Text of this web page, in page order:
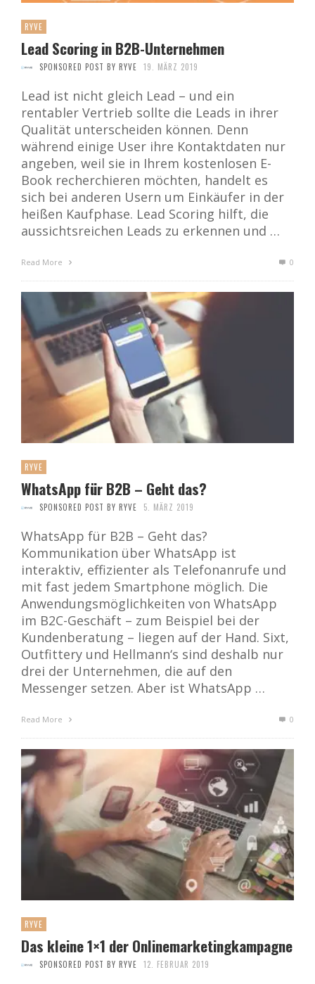
RYVE
Lead Scoring in B2B-Unternehmen
SPONSORED POST BY RYVE 19. MÄRZ 2019
Lead ist nicht gleich Lead – und ein
rentabler Vertrieb sollte die Leads in ihrer
Qualität unterscheiden können. Denn
während einige User ihre Kontaktdaten nur
angeben, weil sie in Ihrem kostenlosen E-
Book recherchieren möchten, handelt es
sich bei anderen Usern um Einkäufer in der
heißen Kaufphase. Lead Scoring hilft, die
aussichtsreichen Leads zu erkennen und …
Read More 0
RYVE
WhatsApp für B2B – Geht das?
SPONSORED POST BY RYVE 5. MÄRZ 2019
WhatsApp für B2B – Geht das?
Kommunikation über WhatsApp ist
interaktiv, effizienter als Telefonanrufe und
mit fast jedem Smartphone möglich. Die
Anwendungsmöglichkeiten von WhatsApp
im B2C-Geschäft – zum Beispiel bei der
Kundenberatung – liegen auf der Hand. Sixt,
Outfittery und Hellmann‘s sind deshalb nur
drei der Unternehmen, die auf den
Messenger setzen. Aber ist WhatsApp …
Read More 0
RYVE
Das kleine 1×1 der Onlinemarketingkampagne
SPONSORED POST BY RYVE 12. FEBRUAR 2019